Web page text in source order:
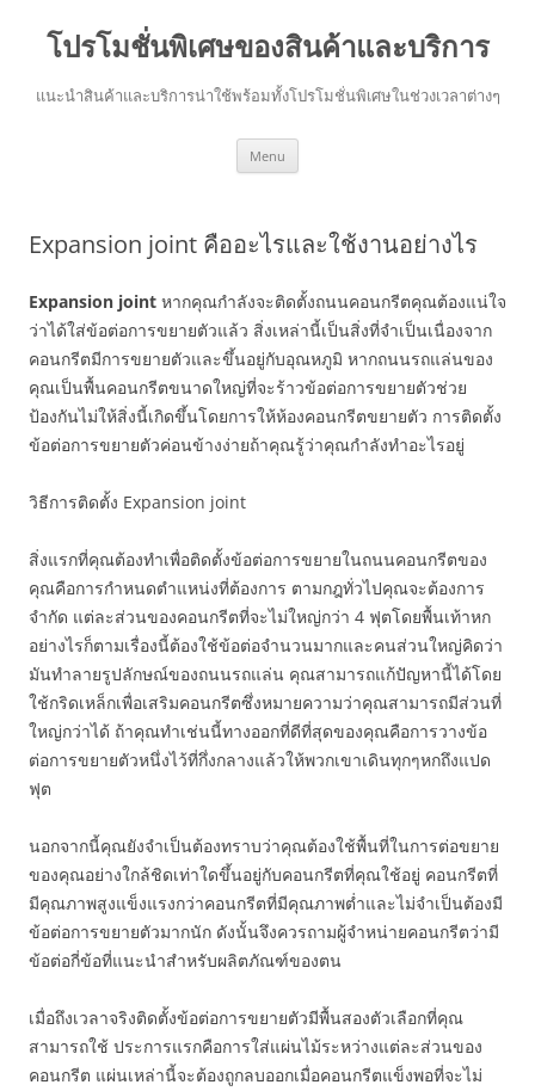
โปรโมชั่นพิเศษของสินค้าและบริการ
แนะนำสินค้าและบริการน่าใช้พร้อมทั้งโปรโมชั่นพิเศษในช่วงเวลาต่างๆ
Menu
Expansion joint คืออะไรและใช้งานอย่างไร
Expansion joint หากคุณกำลังจะติดตั้งถนนคอนกรีตคุณต้องแน่ใจ
ว่าได้ใส่ข้อต่อการขยายตัวแล้ว สิ่งเหล่านี้เป็นสิ่งที่จำเป็นเนื่องจาก
คอนกรีตมีการขยายตัวและขึ้นอยู่กับอุณหภูมิ หากถนนรถแล่นของ
คุณเป็นพื้นคอนกรีตขนาดใหญ่ที่จะร้าวข้อต่อการขยายตัวช่วย
ป้องกันไม่ให้สิ่งนี้เกิดขึ้นโดยการให้ห้องคอนกรีตขยายตัว การติดตั้ง
ข้อต่อการขยายตัวค่อนข้างง่ายถ้าคุณรู้ว่าคุณกำลังทำอะไรอยู่
วิธีการติดตั้ง Expansion joint
สิ่งแรกที่คุณต้องทำเพื่อติดตั้งข้อต่อการขยายในถนนคอนกรีตของ
คุณคือการกำหนดตำแหน่งที่ต้องการ ตามกฎทั่วไปคุณจะต้องการ
จำกัด แต่ละส่วนของคอนกรีตที่จะไม่ใหญ่กว่า 4 ฟุตโดยพื้นเท้าหก
อย่างไรก็ตามเรื่องนี้ต้องใช้ข้อต่อจำนวนมากและคนส่วนใหญ่คิดว่า
มันทำลายรูปลักษณ์ของถนนรถแล่น คุณสามารถแก้ปัญหานี้ได้โดย
ใช้กริดเหล็กเพื่อเสริมคอนกรีตซึ่งหมายความว่าคุณสามารถมีส่วนที่
ใหญ่กว่าได้ ถ้าคุณทำเช่นนี้ทางออกที่ดีที่สุดของคุณคือการวางข้อ
ต่อการขยายตัวหนึ่งไว้ที่กึ่งกลางแล้วให้พวกเขาเดินทุกๆหกถึงแปด
ฟุต
นอกจากนี้คุณยังจำเป็นต้องทราบว่าคุณต้องใช้พื้นที่ในการต่อขยาย
ของคุณอย่างใกล้ชิดเท่าใดขึ้นอยู่กับคอนกรีตที่คุณใช้อยู่ คอนกรีตที่
มีคุณภาพสูงแข็งแรงกว่าคอนกรีตที่มีคุณภาพต่ำและไม่จำเป็นต้องมี
ข้อต่อการขยายตัวมากนัก ดังนั้นจึงควรถามผู้จำหน่ายคอนกรีตว่ามี
ข้อต่อกี่ข้อที่แนะนำสำหรับผลิตภัณฑ์ของตน
เมื่อถึงเวลาจริงติดตั้งข้อต่อการขยายตัวมีพื้นสองตัวเลือกที่คุณ
สามารถใช้ ประการแรกคือการใส่แผ่นไม้ระหว่างแต่ละส่วนของ
คอนกรีต แผ่นเหล่านี้จะต้องถูกลบออกเมื่อคอนกรีตแข็งพอที่จะไม่